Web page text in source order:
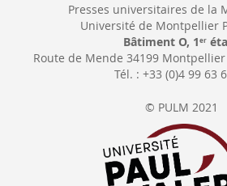
Presses universitaires de la
Université de Montpellier
Bâtiment O, 1 er
Route de Mende 34199 Montpellier
Tél. : +33 (0)4 99 63
© PULM 2021